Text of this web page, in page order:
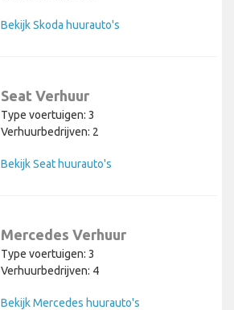
Bekijk Skoda huurauto's
Seat Verhuur
Type voertuigen: 3
Verhuurbedrijven: 2
Bekijk Seat huurauto's
Mercedes Verhuur
Type voertuigen: 3
Verhuurbedrijven: 4
Bekijk Mercedes huurauto's